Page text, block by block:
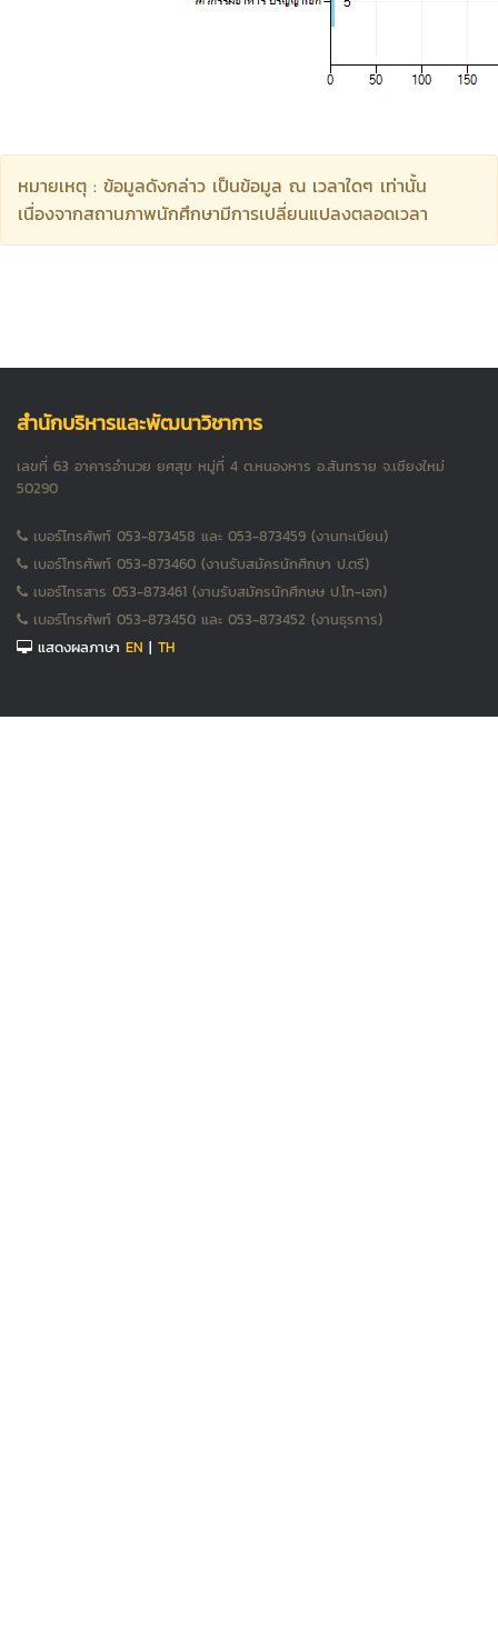
หมายเหตุ : ข้อมูลดังกล่าว เป็นข้อมูล ณ เวลาใดๆ เท่านั้น
เนื่องจากสถานภาพนักศึกษามีการเปลี่ยนแปลงตลอดเวลา
สำนักบริหารและพัฒนาวิชาการ
เลขที่ 63 อาคารอำนวย ยศสุข หมู่ที่ 4 ต.หนองหาร อ.สันทราย จ.เชียงใหม่
50290
เบอร์โทรศัพท์ 053-873458 และ 053-873459 (งานทะเบียน)
เบอร์โทรศัพท์ 053-873460 (งานรับสมัครนักศึกษา ป.ตรี)
เบอร์โทรสาร 053-873461 (งานรับสมัครนักศึกษษ ป.โท-เอก)
เบอร์โทรศัพท์ 053-873450 และ 053-873452 (งานธุรการ)
แสดงผลภาษา EN | TH